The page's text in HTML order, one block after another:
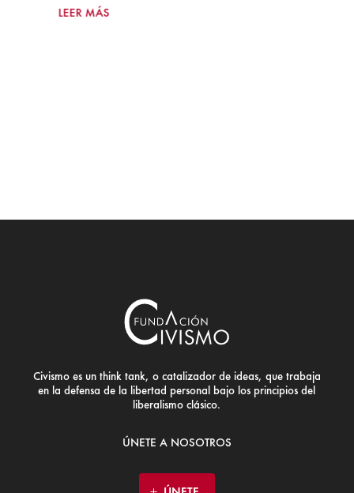
LEER MÁS
Civismo es un think tank, o catalizador de ideas, que trabaja
en la defensa de la libertad personal bajo los principios del
liberalismo clásico.
ÚNETE A NOSOTROS